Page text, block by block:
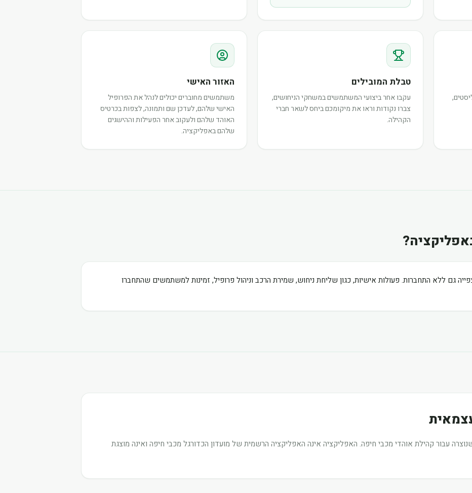
טבלת המובילים
עקבו אחר ביצועי המשתמשים במשחקי הניחושים,
צברו נקודות וראו את מיקומכם ביחס לשאר חברי
הקהילה.
האזור האישי
משתמשים מחוברים יכולים לנהל את הפרופיל
האישי שלהם, לעדכן שם ותמונה, לצפות בכרטיס
האוהד שלהם ולעקוב אחר הפעילות וההישגים
שלהם באפליקציה.
גם ללא התחברות. פעולות אישיות, כגון שליחת ניחוש, שמירת הרכב וניהול פרופיל, זמינות למשתמשים שהתחברו
עבור קהילת אוהדי מכבי חיפה. האפליקציה אינה האפליקציה הרשמית של מועדון הכדורגל מכבי חיפה ואינה מוצגת